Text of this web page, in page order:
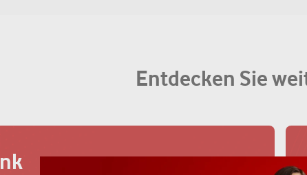
Entdecken Sie